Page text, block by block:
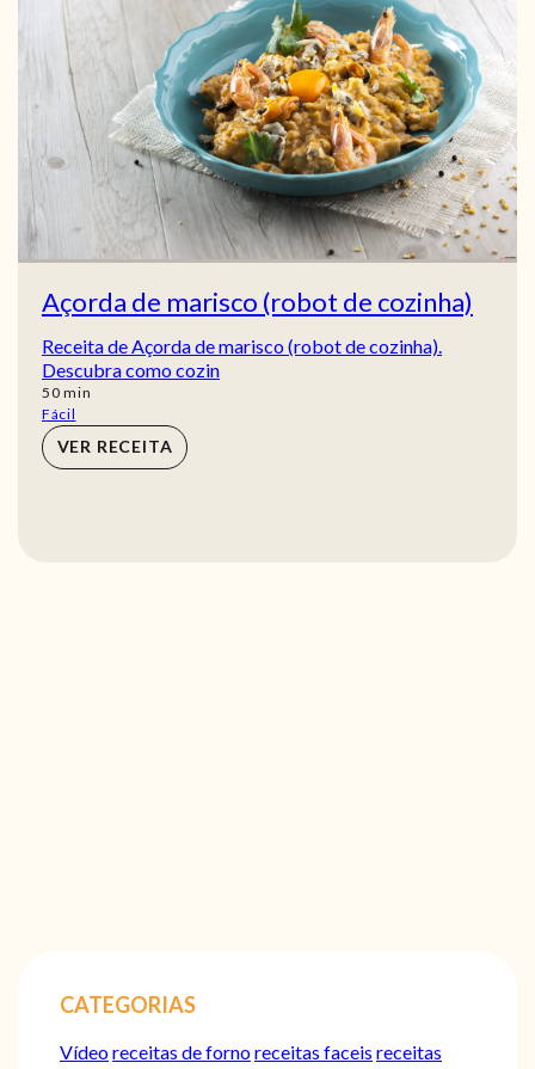
Açorda de marisco (robot de cozinha)
Receita de Açorda de marisco (robot de cozinha).
Descubra como cozin
50min
min
Fácil
VER RECEITA
CATEGORIAS
Vídeoreceitas de fornoreceitas faceis receitas